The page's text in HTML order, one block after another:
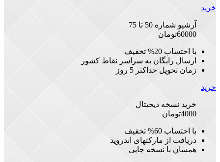
خرید
آرشیو شماره 50 تا 75
60000تومان
با احتساب 20% تخفیف
ارسال رایگان به سراسر نقاط کشور
زمان تحویل حداکثر 5 روز
خرید
خرید نسخه دیجیتال
4000تومان
با احتساب 60% تخفیف
دریافت از مارکتهای اندروید
همسان با نسخه چاپی